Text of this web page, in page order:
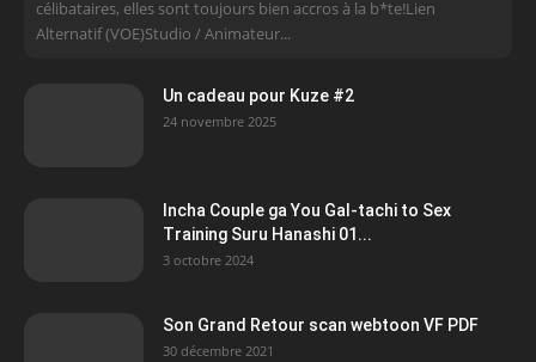
célibataires, elles sont toujours bien accros à la b*te!Lien
Alternatif (VOE)Studio / Animateur...
Un cadeau pour Kuze #2
24 novembre 2025
Incha Couple ga You Gal-tachi to Sex
Training Suru Hanashi 01...
3 octobre 2024
Son Grand Retour scan webtoon VF PDF
30 décembre 2021